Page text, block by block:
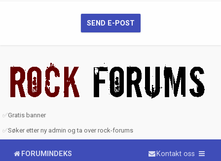
✅Gratis banner
✅Søker etter ny admin og ta over rock-forums
FORUMINDEKS Kontakt oss